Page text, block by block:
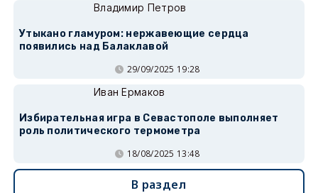
Владимир Петров
Утыкано гламуром: нержавеющие сердца
появились над Балаклавой
29/09/2025 19:28
Иван Ермаков
Избирательная игра в Севастополе выполняет
роль политического термометра
18/08/2025 13:48
В раздел